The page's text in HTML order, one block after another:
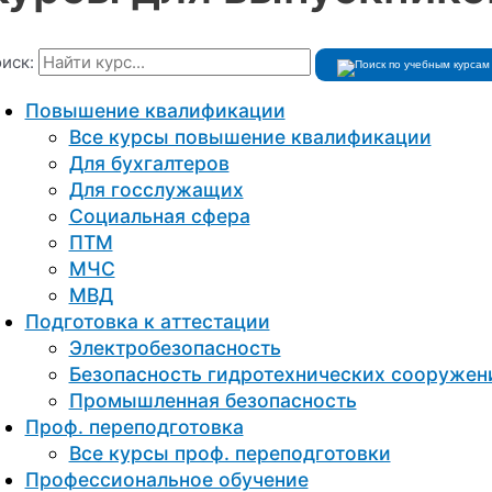
Повышение квалификации
Все курсы повышение квалификации
Для бухгалтеров
Для госслужащих
Социальная сфера
ПТМ
МЧС
МВД
Подготовка к aттестации
Электробезопасность
Безопасность гидротехнических
Промышленная безопасность
Проф. переподготовка
Все курсы проф. переподготовки
Профессиональное обучение